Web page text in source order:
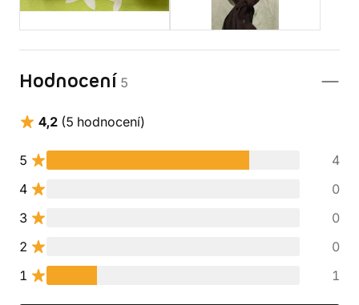
Hodnocení 5
4,2 (5 hodnocení)
5
4
4
0
3
0
2
0
1
1